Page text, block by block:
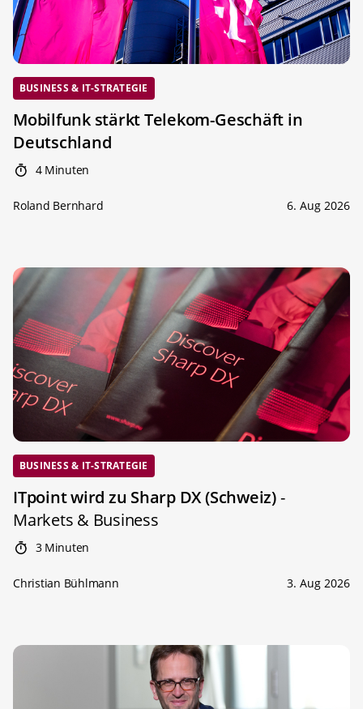
BUSINESS & IT-STRATEGIE
Mobilfunk stärkt Telekom-Geschäft in
Deutschland
4 Minuten
Roland Bernhard 6. Aug 2026
BUSINESS & IT-STRATEGIE
ITpoint wird zu Sharp DX (Schweiz)-
Markets & Business
3 Minuten
Christian Bühlmann 3. Aug 2026